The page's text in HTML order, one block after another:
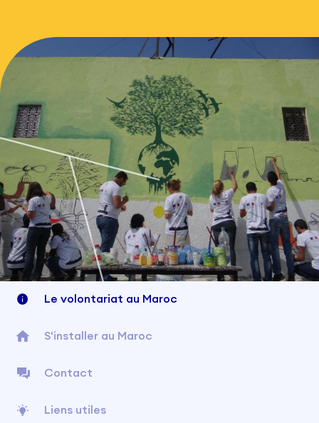
Le volontariat au Maroc
S'installer au Maroc
Contact
Liens utiles